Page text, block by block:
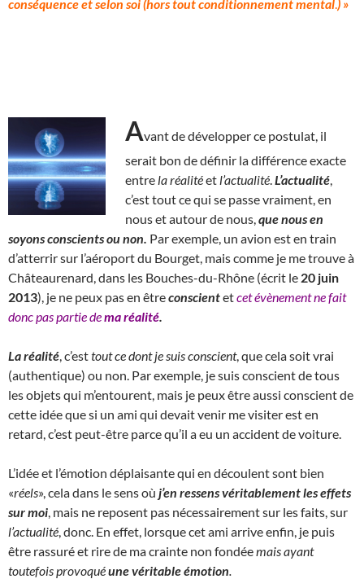
conséquence et selon soi (hors tout conditionnement mental ) »
Avant de développer ce postulat, il
serait bon de définir la différence exacte
entre laréalitéet l’actualité L’actualité
c’est tout ce qui se passe vraiment, en
nous et autour de nous, que nous en
soyons conscients ou non. Par exemple, un avion est en train
d’atterrir sur l’aéroport du Bourget, mais comme je me trouve à
Châteaurenard, dans les Bouches-du-Rhône (écrit le 20 juin
2013), je ne peux pas en êtreconscientetcet évènement ne fait
donc pas partie dema réalité
La réalité , c’esttout ce dont je suis conscient, que cela soit vrai
(authentique) ou non. Par exemple, je suis conscient de tous
les objets qui m’entourent, mais je peux être aussi conscient de
cette idée que si un ami qui devait venir me visiter est en
retard, c’est peut-être parce qu’il a eu un accident de voiture.
L’idée et l’émotion déplaisante qui en découlent sont bien
«réels», cela dans le sens où j’en ressens véritablement les effets
sur moi , mais ne reposent pas nécessairement sur les faits, sur
l’actualité , donc. En effet, lorsque cet ami arrive enfin, je puis
être rassuré et rire de ma crainte non fondéemais ayant
toutefois provoquéunevéritableémotion